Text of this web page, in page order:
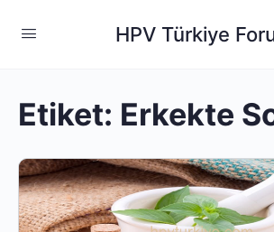
HPV Türkiye
Etiket: Erkekte